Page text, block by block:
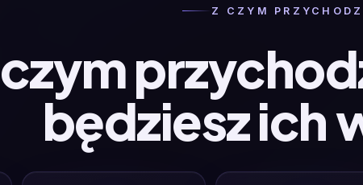
Z CZYM
będziesz ich